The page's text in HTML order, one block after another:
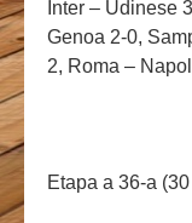
Inter – Udinese
Genoa 2-0,
2, Roma –
Etapa a 36-a